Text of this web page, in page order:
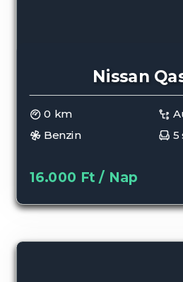
Nissan
0 km
Benzin 5
16.000 Ft / Nap